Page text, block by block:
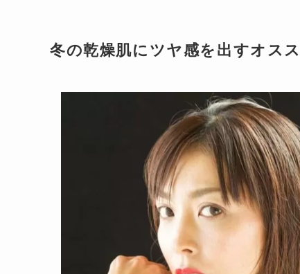
冬の乾燥肌にツヤ感を出すオス